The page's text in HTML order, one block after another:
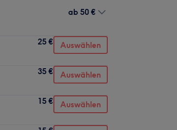
ab 50 €
25 € Auswählen
35 € Auswählen
15 € Auswählen